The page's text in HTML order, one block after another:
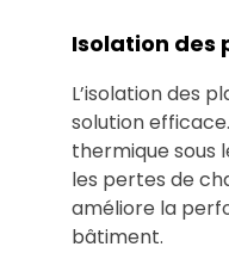
Isolation des
L’isolation des
solution
thermique sous
les pertes de
améliore la
bâtiment.